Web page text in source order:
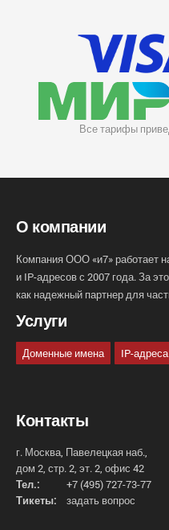
Все тарифы
О компании
Компания ООО «и7» работает
и IP-адресов с 2007 года. За
как надежный партнер для
Услуги
Доменные имена IP-адреса
Контакты
г. Москва, Павелецкая наб.,
дом 2, стр. 2, эт. 2, офис 42
Тел.:
+7 (495) 727-73-77
Тикеты:
задать вопрос